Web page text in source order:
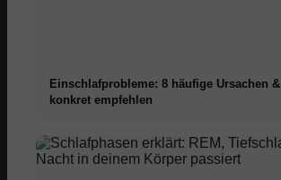
Einschlafprobleme: 8 häufige Ursachen
konkret empfehlen